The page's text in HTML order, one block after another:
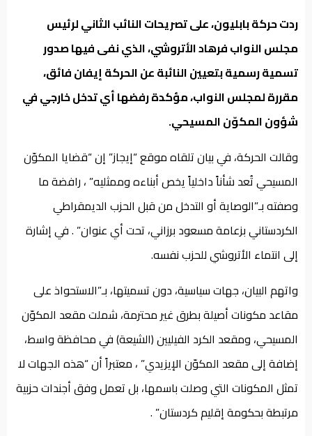
ردت حركة بابليون، على تصريحات النائب الثاني لرئيس
مجلس النواب فرهاد الأتروشي، الذي نفى فيها صدور
تسمية رسمية بتعيين النائبة عن الحركة إيفان فائق،
مقررة لمجلس النواب، مؤكدة رفضها أي تدخل خارجي في
شؤون المكوّن المسيحي.
وقالت الحركة، في بيان تلقاه موقع “إيجاز” إن “قضايا المكوّن
المسيحي تُعد شأناً داخلياً يخص أبناءه وممثليه” ، رافضة ما
وصفته بـ”الوصاية أو التدخل من قبل الحزب الديمقراطي
الكردستاني بزعامة مسعود برزاني، تحت أي عنوان” . في إشارة
إلى انتماء الأتروشي للحزب نفسه.
واتهم البيان، جهات سياسية، دون تسميتها، بـ”الاستحواذ على
مقاعد مكونات أصيلة بطرق غير محترمة، شملت مقعد المكوّن
المسيحي، ومقعد الكرد الفيليين (الشيعة) في محافظة واسط،
إضافة إلى مقعد المكوّن الإيزيدي” ، معتبراً أن “هذه الجهات لا
تمثل المكونات التي وصلت باسمها، بل تعمل وفق أجندات حزبية
مرتبطة بحكومة إقليم كردستان” .